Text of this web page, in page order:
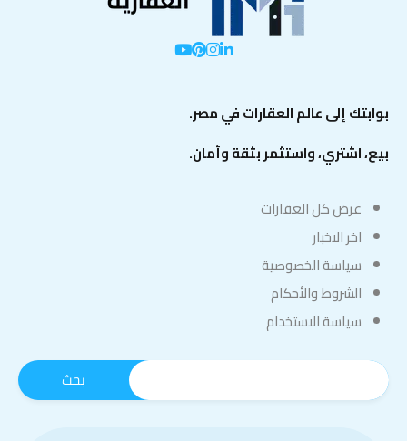
بوابتك إلى عالم العقارات في مصر.
بيع، اشتري، واستثمر بثقة وأمان.
عرض كل العقارات
اخر الاخبار
سياسة الخصوصية
الشروط والأحكام
سياسة الاستخدام